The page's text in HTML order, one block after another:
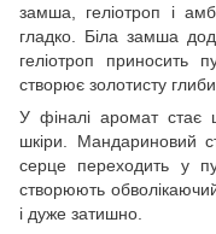
замша, геліотроп і
гладко. Біла замша
геліотроп приносить
створює золотисту
У фіналі аромат
шкіри. Мандариновий
серце переходить у
створюють
і дуже затишно.